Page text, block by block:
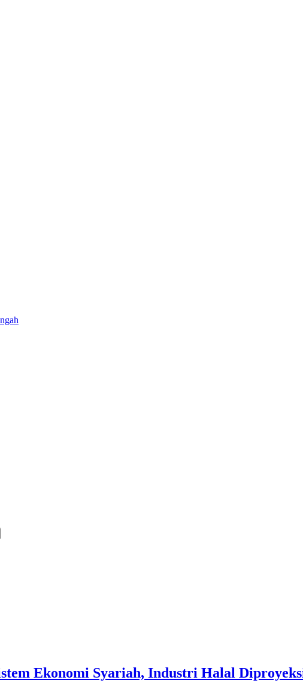
Ekonomi Syariah, Industri Halal